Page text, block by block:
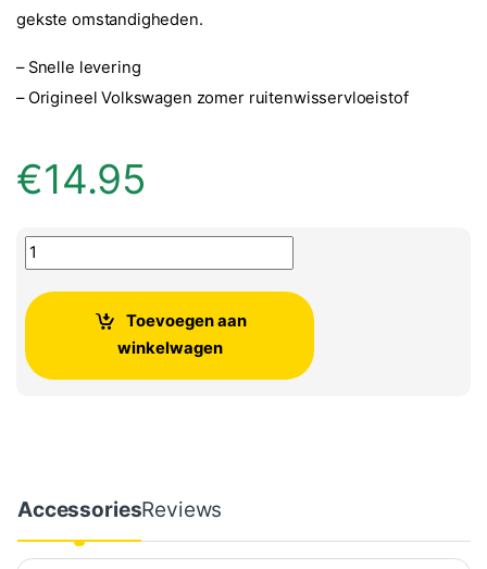
gekste omstandigheden.
– Snelle levering
– Origineel Volkswagen zomer ruitenwisservloeistof
€14.95
Volkswagen Ruitenwisservloeistof zomer 5 Liter aantal
Toevoegen aan
winkelwagen
AccessoriesReviews